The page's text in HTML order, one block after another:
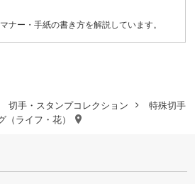
切手・スタンプコレクション
特殊切手
（ライフ・花）
ナー・手紙の書き方を解説しています。